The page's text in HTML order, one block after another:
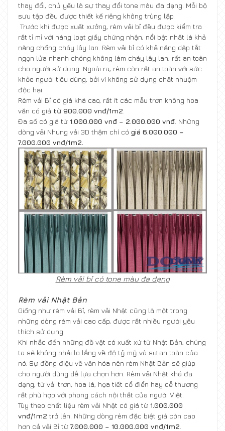
thay đổi, chủ yếu là sự thay đổi tone màu đa dạng. Mỗi bộ
sưu tập đều được thiết kế riêng không trùng lặp.
Trước khi được xuất xưởng, rèm vải bỉ đều được kiểm tra
rất tỉ mỉ với hàng loạt giấy chứng nhận, nổi bật nhất là khả
năng chống cháy lây lan. Rèm vải bỉ có khả năng dập tắt
ngọn lửa nhanh chóng không làm cháy lây lan, rất an toàn
cho người sử dụng. Ngoài ra, rèm còn rất an toàn với sức
khỏe người tiêu dùng, bởi vì không sử dụng chất nhuộm
độc hại.
Rèm vải Bỉ có giá khá cao, rất ít các mẫu trơn không hoa
văn có giá từ 900.000 vnđ/1m2
Đa số có giá từ 1.000.000 vnđ – 2.000.000 vnđ . Những
dòng vải Nhung vải 3D thậm chí có giá 6.000.000 –
7.000.000 vnđ/1m2.
Rèm vải bỉ có tone màu đa dạng
Rèm vải Nhật Bản
Giống như rèm vải Bỉ, rèm vải Nhật cũng là một trong
những dòng rèm vải cao cấp, được rất nhiều người yêu
thích sử dụng.
Khi nhắc đến những đồ vật có xuất xứ từ Nhật Bản, chúng
ta sẽ không phải lo lắng về độ tỷ mỹ và sự an toàn của
nó. Sự đồng điệu về văn hóa nên rèm Nhật Bản sẽ giúp
cho người dùng dễ lựa chọn hơn. Rèm vải Nhật khá đa
dạng, từ vải trơn, hoa lá, họa tiết cổ điển hay dễ thương
rất phù hợp với phong cách nội thất của người Việt.
Tùy theo chất liệu rèm vải Nhật có giá từ 1.000.000
vnđ/1m2 trở lên. Những dòng rèm đặc biệt giá còn cao
hơn cả vải Bỉ từ 7.000.000 – 10.000.000 vnđ/1m2